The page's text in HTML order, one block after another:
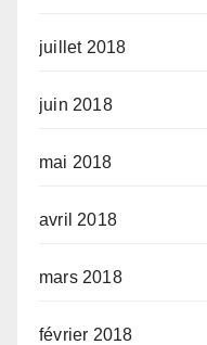
juillet 2018
juin 2018
mai 2018
avril 2018
mars 2018
février 2018